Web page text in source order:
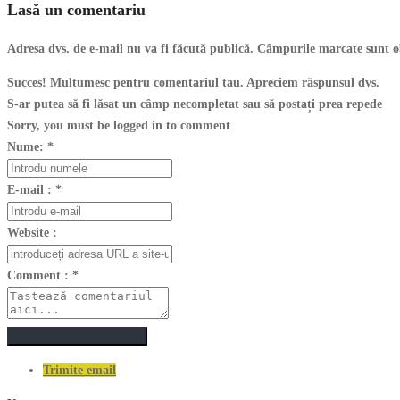
Lasă un comentariu
Adresa dvs. de e-mail nu va fi făcută publică. Câmpurile marcate sunt
Succes! Multumesc pentru comentariul tau. Apreciem răspunsul dvs.
S-ar putea să fi lăsat un câmp necompletat sau să postați prea repede
Sorry, you must be logged in to comment
Nume: *
E-mail : *
Website :
Comment : *
Trimite email